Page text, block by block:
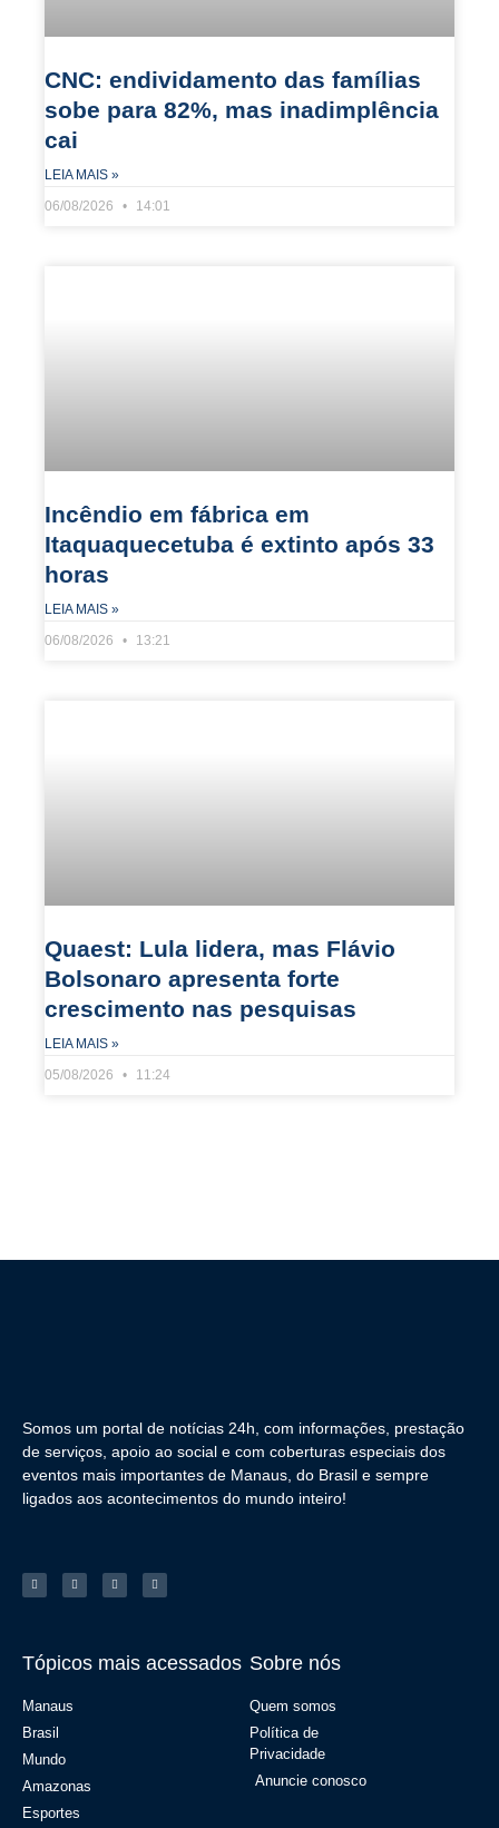
CNC: endividamento das famílias
sobe para 82%, mas inadimplência
cai
LEIA MAIS »
06/08/2026
14:01
Incêndio em fábrica em
Itaquaquecetuba é extinto após 33
horas
LEIA MAIS »
06/08/2026
13:21
Quaest: Lula lidera, mas Flávio
Bolsonaro apresenta forte
crescimento nas pesquisas
LEIA MAIS »
05/08/2026
11:24
Somos um portal de notícias 24h, com informações, prestação
de serviços, apoio ao social e com coberturas especiais dos
eventos mais importantes de Manaus, do Brasil e sempre
ligados aos acontecimentos do mundo inteiro!
Tópicos mais acessados
Manaus
Brasil
Mundo
Amazonas
Esportes
Sobre nós
Quem somos
Política de
Privacidade
Anuncie conosco